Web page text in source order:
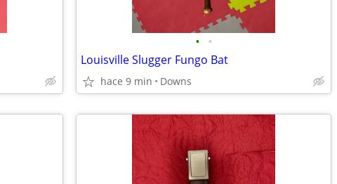
• •
Louisville Slugger Fungo Bat
hace 9 min Downs